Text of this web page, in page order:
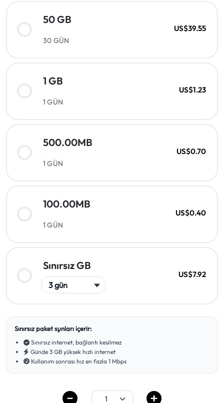
50 GB
30 GÜN
US$39.55
1 GB
1 GÜN
US$1.23
500.00MB
1 GÜN
US$0.70
100.00MB
1 GÜN
US$0.40
Sınırsız GB
US$7.92
Sınırsız paket şunları içerir:
Sınırsız internet, bağlantı kesilmez
Günde 3 GB yüksek hızlı internet
Kullanım sonrası hız en fazla 1 Mbps